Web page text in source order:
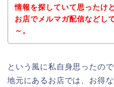
情報を探していて思ったけ
お店でメルマガ配信などし
～。
という風に私自身思ったの
地元にあるお店では、お得